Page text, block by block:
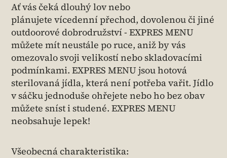
Ať vás čeká dlouhý lov nebo
plánujete vícedenní přechod, dovolenou či jiné
outdoorové dobrodružství - EXPRES MENU
můžete mít neustále po ruce, aniž by vás
omezovalo svoji velikostí nebo skladovacími
podmínkami. EXPRES MENU jsou hotová
sterilovaná jídla, která není potřeba vařit. Jídlo
v sáčku jednoduše ohřejete nebo ho bez obav
můžete sníst i studené. EXPRES MENU
neobsahuje lepek!
Všeobecná charakteristika: